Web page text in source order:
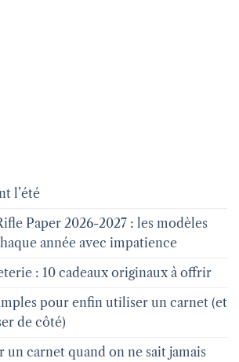
l’été
Paper 2026-2027 : les modèles
année avec impatience
: 10 cadeaux originaux à offrir
pour enfin utiliser un carnet (et
de côté)
carnet quand on ne sait jamais